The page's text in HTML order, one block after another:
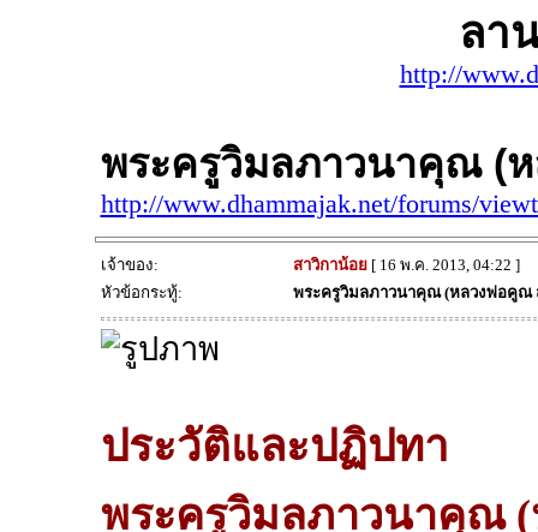
ลา
http://
พระครูวิมลภาวนาคุณ (
http://www.dhammajak.net/forums/
เจ้าของ: สาวิกาน้อย[ 16 พ.ค. 2013, 04:22 ]
หัวข้อกระทู้:
พระครูวิมลภาวนาคุณ (หลวงพ่อคูณ
ประวัติและปฏิปทา
พระครูวิมลภาวนาคุณ